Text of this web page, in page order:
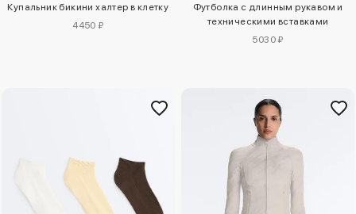
Купальник бикини халтер в клетку
4450 ₽
Футболка с длинным рукавом и
техническими вставками
5030 ₽